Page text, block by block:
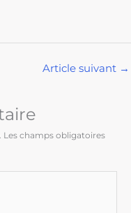
Article suivant →
Les champs obligatoires